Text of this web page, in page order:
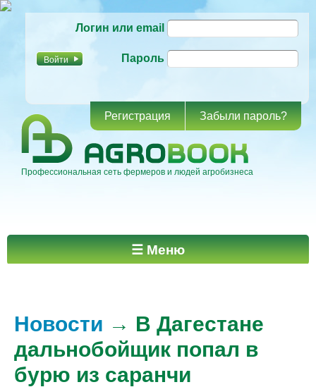
основному
Логин или email
Пароль
Регистрация Забыли пароль?
Профессиональная сеть фермеров и людей агробизнеса
Главное меню ☰ Меню
Новости → В Дагестане
дальнобойщик попал в
бурю из саранчи